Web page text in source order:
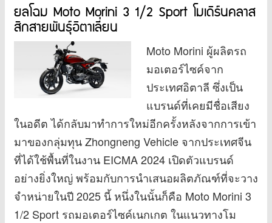
ยลโฉม Moto Morini 3 1/2 Sport โมเดิร์นคลาส
สิกสายพันธ์ุอิตาเลี่ยน
Moto Morini ผู้ผลิตรถ
มอเตอร์ไซค์จาก
ประเทศอิตาลี ซึ่งเป็น
แบรนด์ที่เคยมีชื่อเสียง
ในอดีต ได้กลับมาทำการใหม่อีกครั้งหลังจากการเข้า
มาของกลุ่มทุน Zhongneng Vehicle จากประเทศจีน
ที่ได้ใช้พื้นที่ในงาน EICMA 2024 เปิดตัวแบรนด์
อย่างยิ่งใหญ่ พร้อมกับการนำเสนอผลิตภัณฑ์ที่จะวาง
จำหน่ายในปี 2025 นี้ หนึ่งในนั้นก็คือ Moto Morini 3
1/2 Sport รถมอเตอร์ไซค์เนกเกต ในแนวทางโม